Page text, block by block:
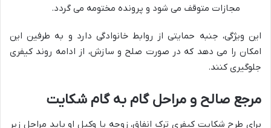
مجازات متوقف می شود و پرونده مختومه می گردد.
این ویژگی، جنبه حمایتی از روابط خانوادگی دارد و به طرفین این
امکان را می دهد که در صورت صلح و سازش، از ادامه روند کیفری
جلوگیری کنند.
مرجع صالح و مراحل گام به گام شکایت
برای طرح شکایت کیفری ترک انفاق، زوجه یا وکیل او باید مراحل زیر